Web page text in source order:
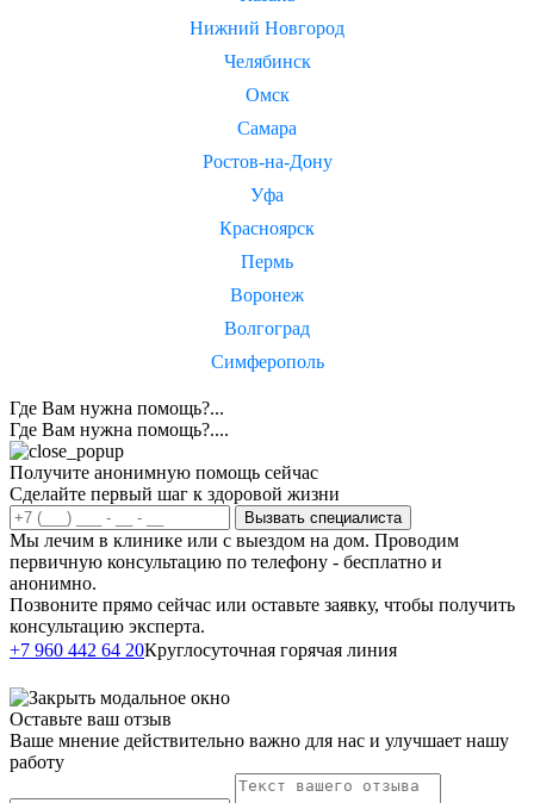
Нижний Новгород
Челябинск
Омск
Самара
Ростов-на-Дону
Уфа
Красноярск
Пермь
Воронеж
Волгоград
Симферополь
Где Вам нужна помощь?...
Где Вам нужна помощь?....
Получите анонимную помощь сейчас
Сделайте первый шаг к здоровой жизни
Вызвать специалиста
Мы лечим в клинике или с выездом на дом. Проводим
первичную консультацию по телефону - бесплатно и
анонимно.
Позвоните прямо сейчас или оставьте заявку, чтобы получить
консультацию эксперта.
+7 960 442 64 20Круглосуточная горячая линия
Оставьте ваш отзыв
Ваше мнение действительно важно для нас и улучшает нашу
работу